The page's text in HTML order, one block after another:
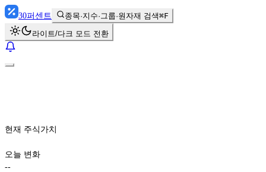
30퍼센트 종목·지수·그룹·원자재 검색⌘F
라이트/다크 모드 전환
현재 주식가치
오늘 변화
--